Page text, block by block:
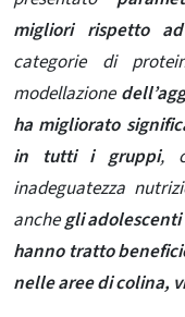
migliori rispetto
categorie di
modellazione
ha migliorato
in tutti i gruppi,
inadeguatezza
anchegli
hanno tratto
nelle aree di colina,